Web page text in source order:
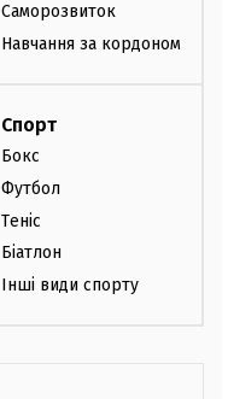
Саморозвиток
Навчання за кордоном
Спорт
Бокс
Футбол
Теніс
Біатлон
Інші види спорту